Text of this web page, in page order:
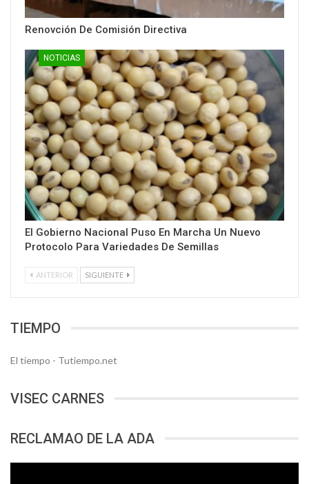
Renovción De Comisión Directiva
NOTICIAS
El Gobierno Nacional Puso En Marcha Un Nuevo
Protocolo Para Variedades De Semillas
ANTERIOR SIGUIENTE
TIEMPO
El tiempo - Tutiempo.net
VISEC CARNES
RECLAMAO DE LA ADA